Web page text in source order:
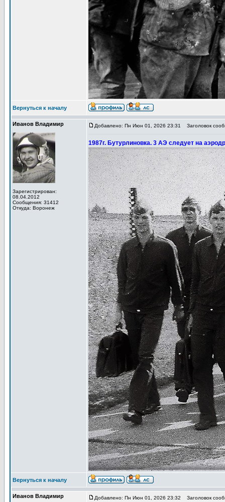
Вернуться к началу
Иванов Владимир
Зарегистрирован:
08.04.2012
Сообщения: 31412
Откуда: Воронеж
Добавлено: Пн Июн 01, 2026 23:31 Заголовок
1987г. Бутурлиновка. 3 АЭ следует на
Вернуться к началу
Иванов Владимир Добавлено: Пн Июн 01, 2026 23:32 Заголовок